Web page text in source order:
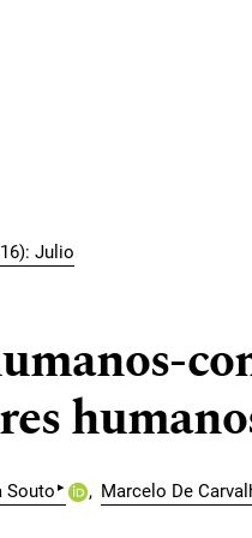
Julio
Souto ▸ Marcelo De